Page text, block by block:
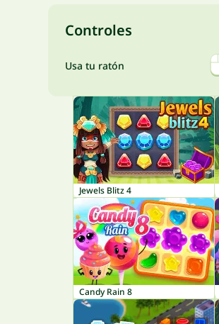
Controles
Usa tu ratón
Jewels Blitz 4
Candy Rain 8